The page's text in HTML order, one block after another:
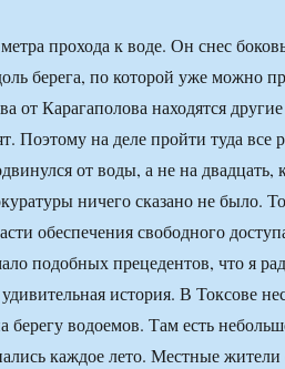
прохода к воде. Он снес
берега, по которой уже можно
от Карагаполова находятся
Поэтому на деле пройти туда все
от воды, а не на двадцать,
ничего сказано не было.
обеспечения свободного
подобных прецедентов, что я
история. В Токсове
берегу водоемов. Там есть
каждое лето. Местные